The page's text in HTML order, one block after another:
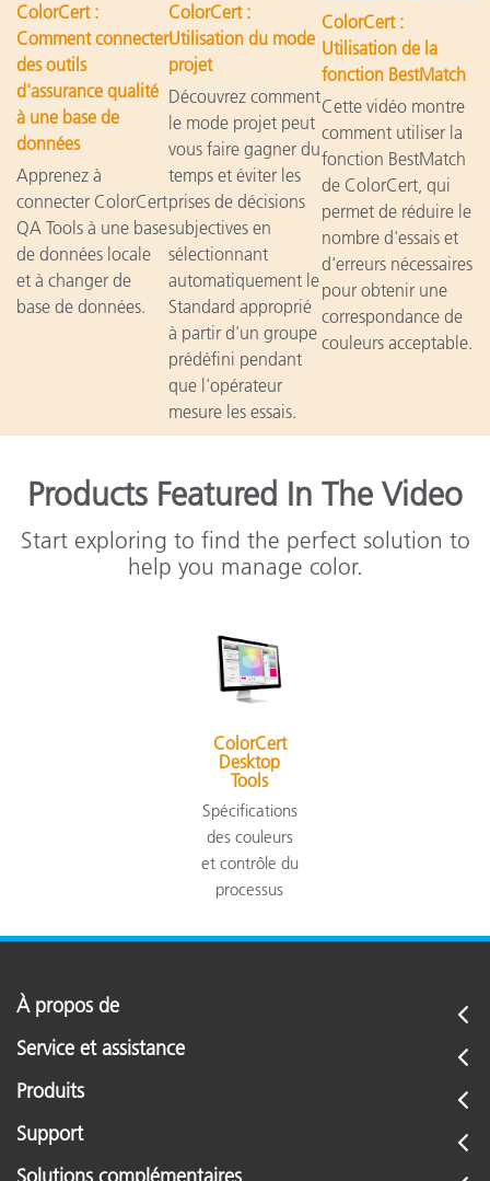
ColorCert :
Comment connecter
des outils
d'assurance qualité
à une base de
données
Apprenez à
connecter ColorCert
QA Tools à une base
de données locale
et à changer de
base de données.
ColorCert :
Utilisation du mode
projet
Découvrez comment
le mode projet peut
vous faire gagner du
temps et éviter les
prises de décisions
subjectives en
sélectionnant
automatiquement le
Standard approprié
à partir d'un groupe
prédéfini pendant
que l'opérateur
mesure les essais.
ColorCert :
Utilisation de la
fonction BestMatch
Cette vidéo montre
comment utiliser la
fonction BestMatch
de ColorCert, qui
permet de réduire le
nombre d'essais et
d'erreurs nécessaires
pour obtenir une
correspondance de
couleurs acceptable.
Products Featured In The Video
Start exploring to find the perfect solution to
help you manage color.
ColorCert
Desktop
Tools
Spécifications
des couleurs
et contrôle du
processus
À propos de
Service et assistance
Produits
Support